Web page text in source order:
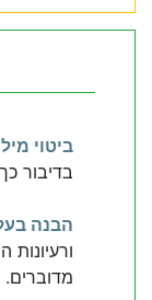
ביטוי
בדיבור
הבנה
מדוברים.